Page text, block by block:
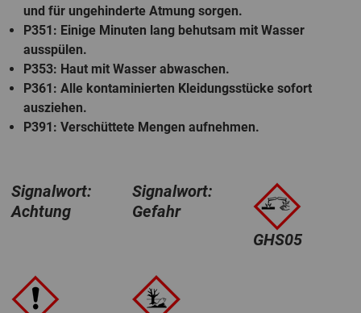
und für ungehinderte Atmung sorgen.
P351: Einige Minuten lang behutsam mit Wasser
ausspülen.
P353: Haut mit Wasser abwaschen.
P361: Alle kontaminierten Kleidungsstücke sofort
ausziehen.
P391: Verschüttete Mengen aufnehmen.
Signalwort:
Achtung
Signalwort:
Gefahr
GHS05